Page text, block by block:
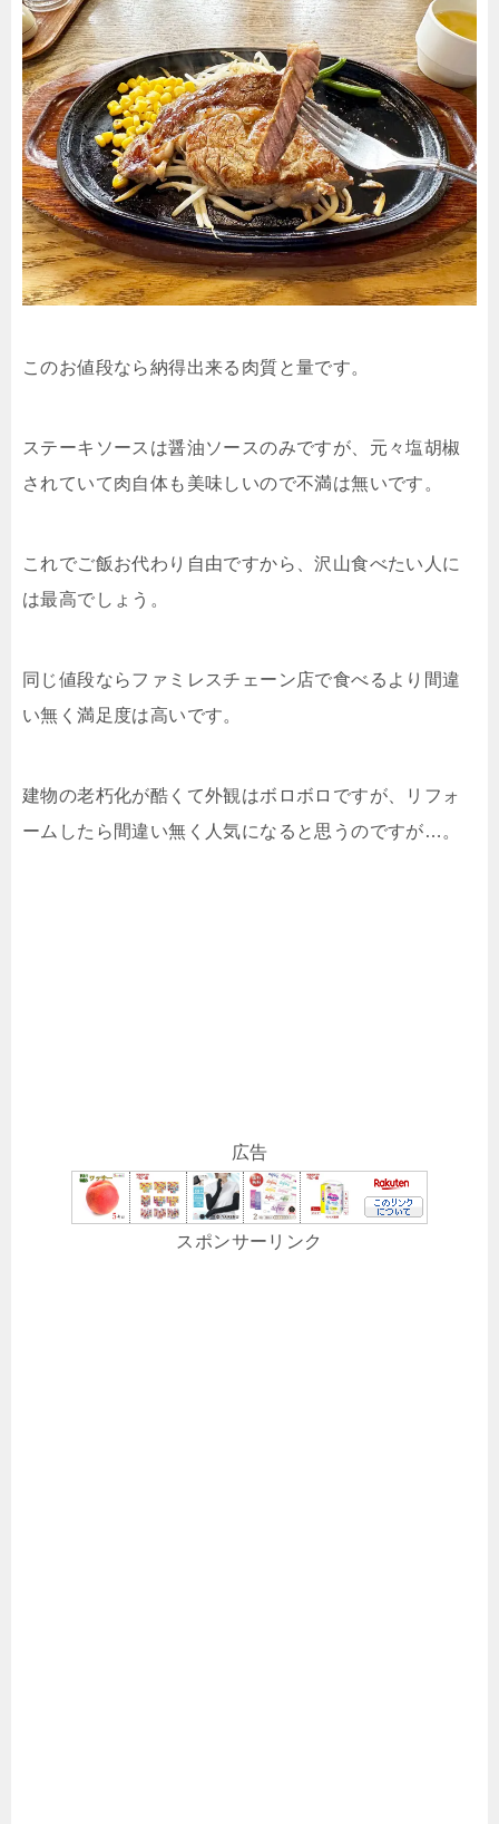
このお値段なら納得出来る肉質と量です。
ステーキソースは醤油ソースのみですが、元々塩胡椒
されていて肉自体も美味しいので不満は無いです。
これでご飯お代わり自由ですから、沢山食べたい人に
は最高でしょう。
同じ値段ならファミレスチェーン店で食べるより間違
い無く満足度は高いです。
建物の老朽化が酷くて外観はボロボロですが、リフォ
ームしたら間違い無く人気になると思うのですが…。
広告
スポンサーリンク